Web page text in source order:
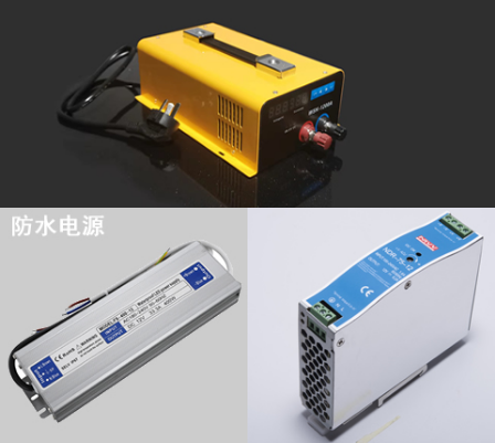
查看更多
查看更多